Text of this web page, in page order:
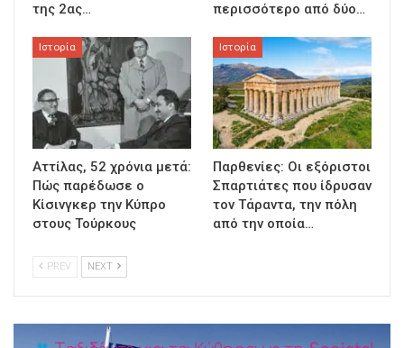
της 2ας…
περισσότερο από δύο…
Ιστορία
Αττίλας, 52 χρόνια μετά:
Πώς παρέδωσε ο
Κίσινγκερ την Κύπρο
στους Τούρκους
Ιστορία
Παρθενίες: Οι εξόριστοι
Σπαρτιάτες που ίδρυσαν
τον Τάραντα, την πόλη
από την οποία…
PREV NEXT